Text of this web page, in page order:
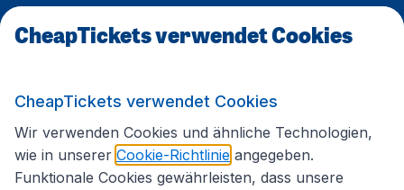
Internationale Webseiten
Folgen Sie uns:
CheapTickets verwendet Cookies
CheapTickets verwendet Cookies
Wir verwenden Cookies und ähnliche Technologien,
wie in unserer Cookie-Richtlinie angegeben.
Funktionale Cookies gewährleisten, dass unsere